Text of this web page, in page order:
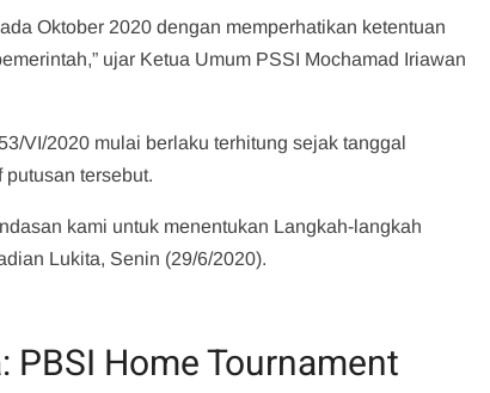
Oktober 2020 dengan memperhatikan ketentuan
ujar Ketua Umum PSSI Mochamad Iriawan
VI/2020 mulai berlaku terhitung sejak tanggal
putusan tersebut.
kami untuk menentukan Langkah-langkah
Lukita, Senin (29/6/2020).
Home Tournament